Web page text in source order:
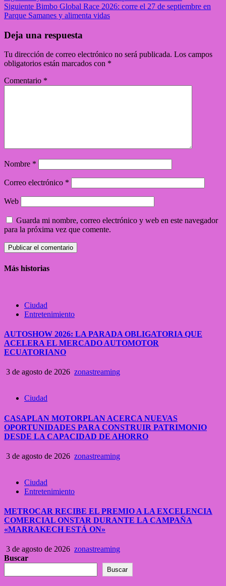
Siguiente Bimbo Global Race 2026: corre el 27 de septiembre en
Parque Samanes y alimenta vidas
Deja una respuesta
Tu dirección de correo electrónico no será publicada. Los campos
obligatorios están marcados con *
Comentario *
Nombre *
Correo electrónico *
Web
Guarda mi nombre, correo electrónico y web en este navegador
para la próxima vez que comente.
Más historias
Ciudad
Entretenimiento
AUTOSHOW 2026: LA PARADA OBLIGATORIA QUE
ACELERA EL MERCADO AUTOMOTOR
ECUATORIANO
3 de agosto de 2026 zonastreaming
Ciudad
CASAPLAN MOTORPLAN ACERCA NUEVAS
OPORTUNIDADES PARA CONSTRUIR PATRIMONIO
DESDE LA CAPACIDAD DE AHORRO
3 de agosto de 2026 zonastreaming
Ciudad
Entretenimiento
METROCAR RECIBE EL PREMIO A LA EXCELENCIA
COMERCIAL ONSTAR DURANTE LA CAMPAÑA
«MARRAKECH ESTÁ ON»
3 de agosto de 2026 zonastreaming
Buscar
Buscar